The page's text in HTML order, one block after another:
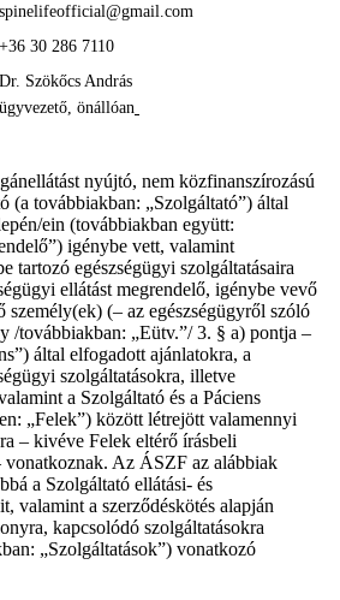
spinelifeofficial@gmail.com
+36 30 286 7110
Dr. Szökőcs András
ügyvezető, önállóan
nyújtó, nem közfinanszírozású
(a továbbiakban: „Szolgáltató”) által
ein (továbbiakban együtt:
igénybe vett, valamint
tartozó egészségügyi szolgáltatásaira
ellátást megrendelő, igénybe vevő
személy(ek) (– az egészségügyről szóló
/továbbiakban: „Eütv.”/ 3. § a) pontja –
által elfogadott ajánlatokra, a
szolgáltatásokra, illetve
a Szolgáltató és a Páciens
„Felek”) között létrejött valamennyi
– kivéve Felek eltérő írásbeli
vonatkoznak. Az ÁSZF az alábbiak
a Szolgáltató ellátási- és
valamint a szerződéskötés alapján
kapcsolódó szolgáltatásokra
„Szolgáltatások”) vonatkozó